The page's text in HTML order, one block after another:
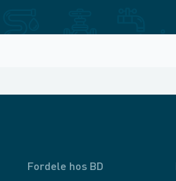
Fordele hos BD